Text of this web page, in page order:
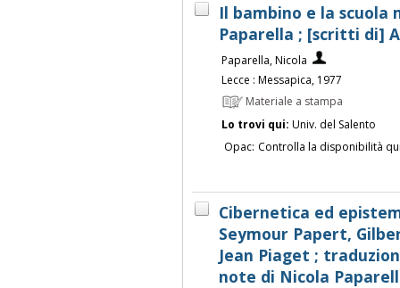
Il bambino e la
Paparella ; [scritti di]
Paparella, Nicola
Lecce : Messapica, 1977
Materiale a stampa
Lo trovi qui: Univ. del Salento
Opac: Controlla la disponibilità
Cibernetica ed
Seymour Papert,
Jean Piaget ;
note di Nicola